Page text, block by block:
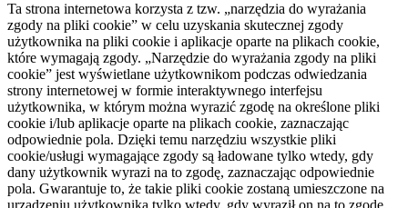
Ta strona internetowa korzysta z tzw. „narzędzia do wyrażania
zgody na pliki cookie” w celu uzyskania skutecznej zgody
użytkownika na pliki cookie i aplikacje oparte na plikach cookie,
które wymagają zgody. „Narzędzie do wyrażania zgody na pliki
cookie” jest wyświetlane użytkownikom podczas odwiedzania
strony internetowej w formie interaktywnego interfejsu
użytkownika, w którym można wyrazić zgodę na określone pliki
cookie i/lub aplikacje oparte na plikach cookie, zaznaczając
odpowiednie pola. Dzięki temu narzędziu wszystkie pliki
cookie/usługi wymagające zgody są ładowane tylko wtedy, gdy
dany użytkownik wyrazi na to zgodę, zaznaczając odpowiednie
pola. Gwarantuje to, że takie pliki cookie zostaną umieszczone na